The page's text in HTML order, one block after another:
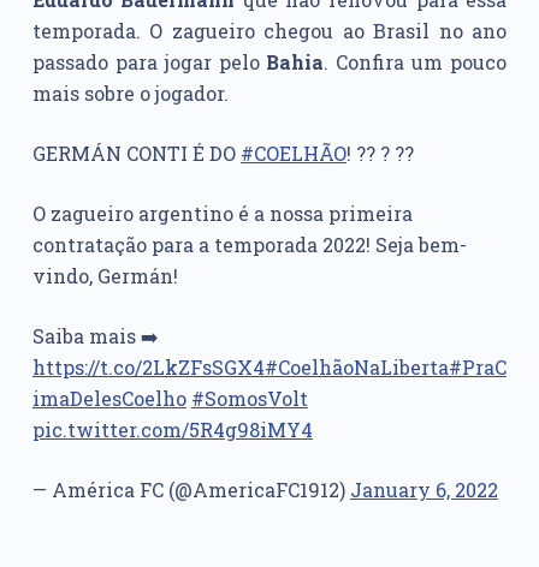
temporada. O zagueiro chegou ao Brasil no ano
passado para jogar pelo Bahia. Confira um pouco
mais sobre o jogador.
GERMÁN CONTI É DO #COELHÃO! ?? ? ??
O zagueiro argentino é a nossa primeira
contratação para a temporada 2022! Seja bem-
vindo, Germán!
Saiba mais ➡️
https://t.co/2LkZFsSGX4#CoelhãoNaLiberta#PraC
imaDelesCoelho #SomosVolt
pic.twitter.com/5R4g98iMY4
— América FC (@AmericaFC1912) January 6, 2022